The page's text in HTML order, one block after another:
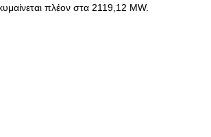
πλέον στα 2119,12 MW.